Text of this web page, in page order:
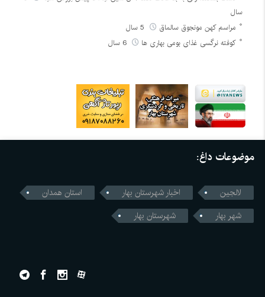
سال
مراسم کهن مونجوق سالماق
کوفته نرگسی غذای بومی بهاری ها
6 سال
موضوعات داغ:
لالجین اخبار شهرستان بهار
استان همدان
شهر بهار
شهرستان بهار